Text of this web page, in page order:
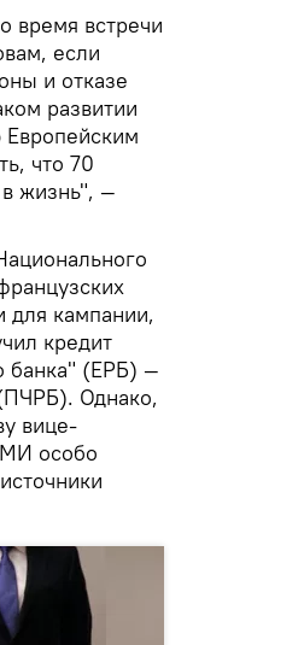
время встречи
если
и отказе
развитии
что 70
жизнь", —
кампании,
кредит
банка" (ЕРБ) —
Однако,
вице-
особо